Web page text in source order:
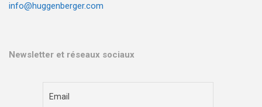
info@huggenberger.com
Newsletter et réseaux sociaux